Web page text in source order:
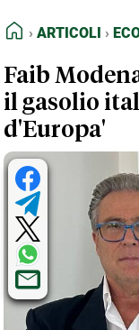
FEED RSS
NORMATIVE
TERMINI e
HOME
ARTICOLI
Faib
il gasolio
d'Europa'